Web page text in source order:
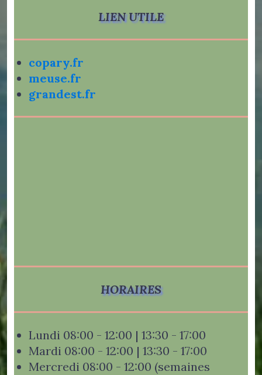
LIEN UTILE
copary.fr
meuse.fr
grandest.fr
HORAIRES
Lundi 08:00 - 12:00 | 13:30 - 17:00
Mardi 08:00 - 12:00 | 13:30 - 17:00
Mercredi 08:00 - 12:00 (semaines